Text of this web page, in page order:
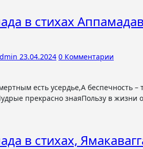
в стихах
23.04.2024 0 Комментарии
прекрасно знаяПользу в жизни
в стихах,